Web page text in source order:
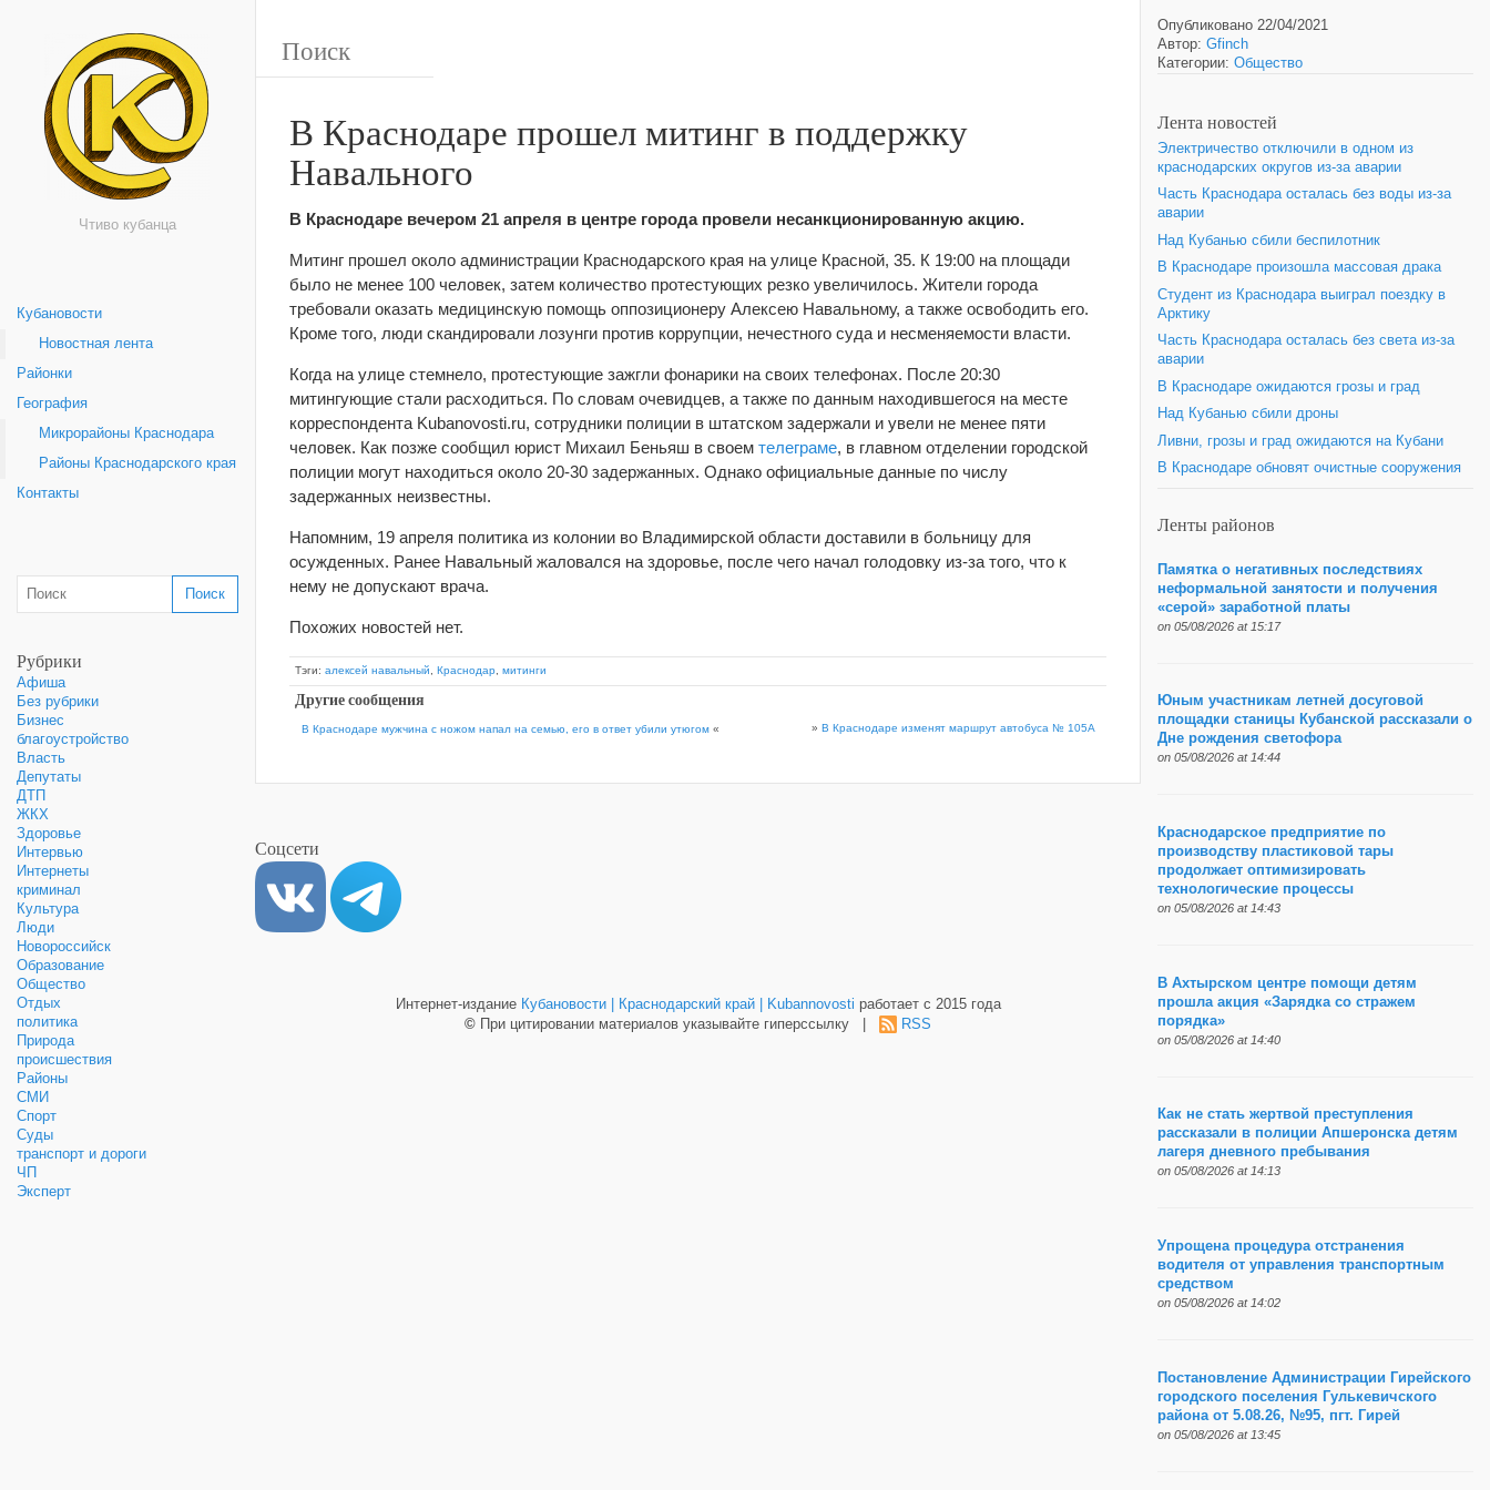
Чтиво кубанца
Кубановости
Новостная лента
Районки
География
Микрорайоны Краснодара
Районы Краснодарского края
Контакты
Рубрики
Афиша
Без рубрики
Бизнес
благоустройство
Власть
Депутаты
ДТП
ЖКХ
Здоровье
Интервью
Интернеты
криминал
Культура
Люди
Новороссийск
Образование
Общество
Отдых
политика
Природа
происшествия
Районы
СМИ
Спорт
Суды
транспорт и дороги
ЧП
Эксперт
В Краснодаре прошел митинг в поддержку
Навального
В Краснодаре вечером 21 апреля в центре города провели несанкционированную акцию.
Митинг прошел около администрации Краснодарского края на улице Красной, 35. К 19:00 на площади
было не менее 100 человек, затем количество протестующих резко увеличилось. Жители города
требовали оказать медицинскую помощь оппозиционеру Алексею Навальному, а также освободить его.
Кроме того, люди скандировали лозунги против коррупции, нечестного суда и несменяемости власти.
Когда на улице стемнело, протестующие зажгли фонарики на своих телефонах. После 20:30
митингующие стали расходиться. По словам очевидцев, а также по данным находившегося на месте
корреспондента Kubanovosti.ru, сотрудники полиции в штатском задержали и увели не менее пяти
человек. Как позже сообщил юрист Михаил Беньяш в своем телеграме, в главном отделении городской
полиции могут находиться около 20-30 задержанных. Однако официальные данные по числу
задержанных неизвестны.
Напомним, 19 апреля политика из колонии во Владимирской области доставили в больницу для
осужденных. Ранее Навальный жаловался на здоровье, после чего начал голодовку из-за того, что к
нему не допускают врача.
Похожих новостей нет.
Тэги: алексей навальный Краснодар митинги
Другие сообщения
В Краснодаре мужчина с ножом напал на семью, его в ответ убили утюгом « » В Краснодаре изменят маршрут автобуса № 105А
Опубликовано 22/04/2021
Автор: Gfinch
Категории: Общество
Лента новостей
Электричество отключили в одном из
краснодарских округов из-за аварии
Часть Краснодара осталась без воды из-за
аварии
Над Кубанью сбили беспилотник
В Краснодаре произошла массовая драка
Студент из Краснодара выиграл поездку в
Арктику
Часть Краснодара осталась без света из-за
аварии
В Краснодаре ожидаются грозы и град
Над Кубанью сбили дроны
Ливни, грозы и град ожидаются на Кубани
В Краснодаре обновят очистные сооружения
Ленты районов
Памятка о негативных последствиях
неформальной занятости и получения
«серой» заработной платы
on 05/08/2026 at 15:17
Юным участникам летней досуговой
площадки станицы Кубанской рассказали о
Дне рождения светофора
on 05/08/2026 at 14:44
Краснодарское предприятие по
производству пластиковой тары
продолжает оптимизировать
технологические процессы
on 05/08/2026 at 14:43
В Ахтырском центре помощи детям
прошла акция «Зарядка со стражем
порядка»
on 05/08/2026 at 14:40
Как не стать жертвой преступления
рассказали в полиции Апшеронска детям
лагеря дневного пребывания
on 05/08/2026 at 14:13
Упрощена процедура отстранения
водителя от управления транспортным
средством
on 05/08/2026 at 14:02
Постановление Администрации Гирейского
городского поселения Гулькевичского
района от 5.08.26, №95, пгт. Гирей
on 05/08/2026 at 13:45
Соцсети
Интернет-издание Кубановости | Краснодарский край | Kubannovosti работает с 2015 года
© При цитировании материалов указывайте гиперссылку | RSS